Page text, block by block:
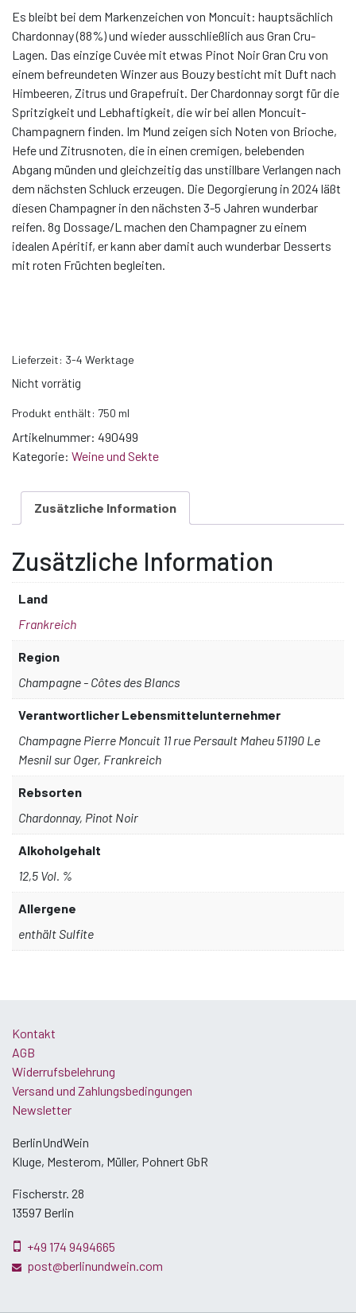
Es bleibt bei dem Markenzeichen von Moncuit: hauptsächlich
Chardonnay (88%) und wieder ausschließlich aus Gran Cru-
Lagen. Das einzige Cuvée mit etwas Pinot Noir Gran Cru von
einem befreundeten Winzer aus Bouzy besticht mit Duft nach
Himbeeren, Zitrus und Grapefruit. Der Chardonnay sorgt für die
Spritzigkeit und Lebhaftigkeit, die wir bei allen Moncuit-
Champagnern finden. Im Mund zeigen sich Noten von Brioche,
Hefe und Zitrusnoten, die in einen cremigen, belebenden
Abgang münden und gleichzeitig das unstillbare Verlangen nach
dem nächsten Schluck erzeugen. Die Degorgierung in 2024 läßt
diesen Champagner in den nächsten 3-5 Jahren wunderbar
reifen. 8g Dossage/L machen den Champagner zu einem
idealen Apéritif, er kann aber damit auch wunderbar Desserts
mit roten Früchten begleiten.
Lieferzeit: 3-4 Werktage
Nicht vorrätig
Produkt enthält: 750 ml
Artikelnummer: 490499
Kategorie: Weine und Sekte
Zusätzliche Information
Zusätzliche Information
Land
Frankreich
Region
Champagne - Côtes des Blancs
Verantwortlicher Lebensmittelunternehmer
Champagne Pierre Moncuit 11 rue Persault Maheu 51190 Le
Mesnil sur Oger, Frankreich
Rebsorten
Chardonnay, Pinot Noir
Alkoholgehalt
12,5 Vol. %
Allergene
enthält Sulfite
Kontakt
AGB
Widerrufsbelehrung
Versand und Zahlungsbedingungen
Newsletter
BerlinUndWein
Kluge, Mesterom, Müller, Pohnert GbR
Fischerstr. 28
13597 Berlin
+49 174 9494665
post@berlinundwein.com